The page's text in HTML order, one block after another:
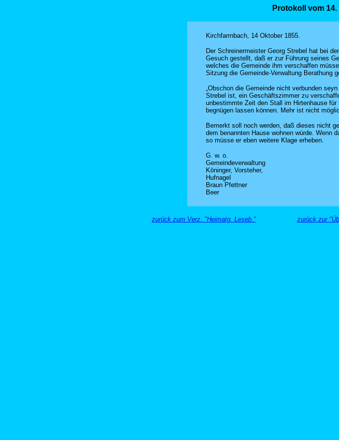
Protokoll vom
Kirchfarrnbach, 14 Oktober 1855.
Der Schreinermeister Georg Strebel hat bei
Gesuch gestellt, daß er zur Führung seines
welches die Gemeinde ihm verschaffen
Sitzung die Gemeinde-Verwaltung Berathung
„Obschon die Gemeinde nicht verbunden
Strebel ist, ein Geschäftszimmer zu
unbestimmte Zeit den Stall im Hirtenhause
begnügen lassen können. Mehr ist nicht
Bemerkt soll noch werden, daß dieses nicht
dem benannten Hause wohnen würde. Wenn
so müsse er eben weitere Klage erheben.
G. w. o.
Gemeindeverwaltung
Köninger, Vorsteher,
Hufnagel
Braun Pfettner
Beer
zurück zum Verz. "Heimatg. Leseb." zurück zur